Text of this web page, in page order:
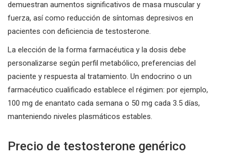
demuestran aumentos significativos de masa muscular y
fuerza, así como reducción de síntomas depresivos en
pacientes con deficiencia de testosterone.
La elección de la forma farmacéutica y la dosis debe
personalizarse según perfil metabólico, preferencias del
paciente y respuesta al tratamiento. Un endocrino o un
farmacéutico cualificado establece el régimen: por ejemplo,
100 mg de enantato cada semana o 50 mg cada 3.5 días,
manteniendo niveles plasmáticos estables.
Precio de testosterone genérico